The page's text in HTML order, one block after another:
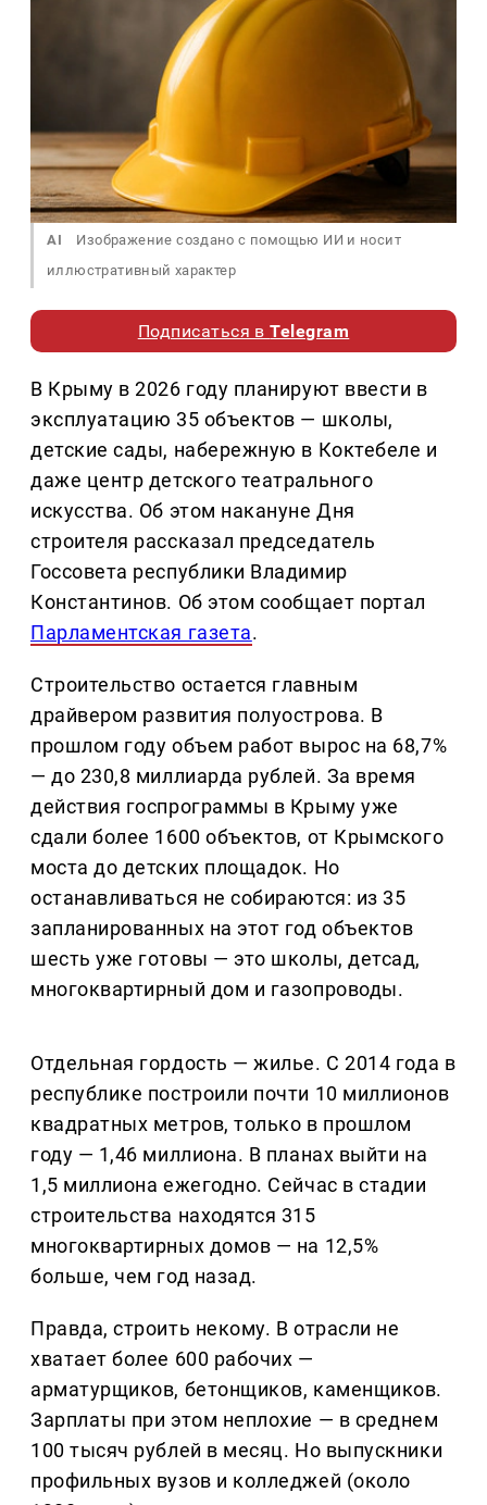
AI
Изображение создано с помощью ИИ и носит
иллюстративный характер
Подписаться вTelegram
В Крыму в 2026 году планируют ввести в
эксплуатацию 35 объектов — школы,
детские сады, набережную в Коктебеле и
даже центр детского театрального
искусства. Об этом накануне Дня
строителя рассказал председатель
Госсовета республики Владимир
Константинов. Об этом сообщает портал
Парламентская газета.
Строительство остается главным
драйвером развития полуострова. В
прошлом году объем работ вырос на 68,7%
— до 230,8 миллиарда рублей. За время
действия госпрограммы в Крыму уже
сдали более 1600 объектов, от Крымского
моста до детских площадок. Но
останавливаться не собираются: из 35
запланированных на этот год объектов
шесть уже готовы — это школы, детсад,
многоквартирный дом и газопроводы.
Отдельная гордость — жилье. С 2014 года в
республике построили почти 10 миллионов
квадратных метров, только в прошлом
году — 1,46 миллиона. В планах выйти на
1,5 миллиона ежегодно. Сейчас в стадии
строительства находятся 315
многоквартирных домов — на 12,5%
больше, чем год назад.
Правда, строить некому. В отрасли не
хватает более 600 рабочих —
арматурщиков, бетонщиков, каменщиков.
Зарплаты при этом неплохие — в среднем
100 тысяч рублей в месяц. Но выпускники
профильных вузов и колледжей (около